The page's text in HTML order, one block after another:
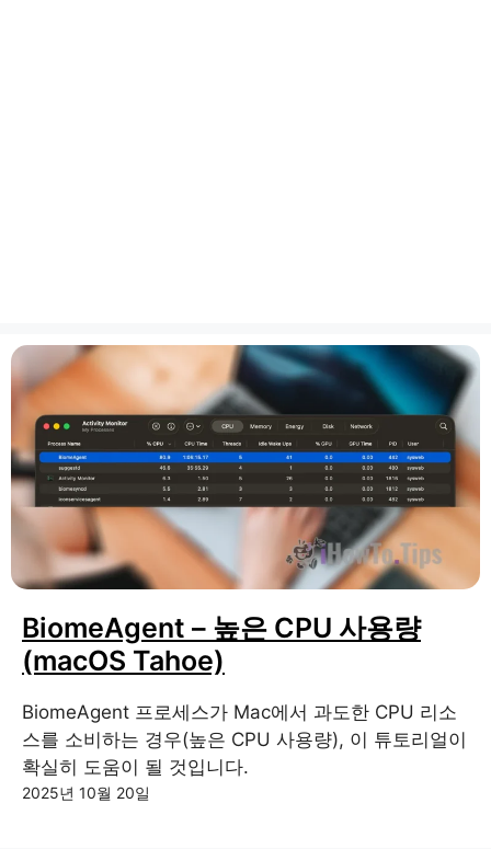
BiomeAgent – ​​높은 CPU 사용량
(macOS Tahoe)
BiomeAgent 프로세스가 Mac에서 과도한 CPU 리소
스를 소비하는 경우(높은 CPU 사용량), 이 튜토리얼이
확실히 도움이 될 것입니다.
2025년 10월 20일